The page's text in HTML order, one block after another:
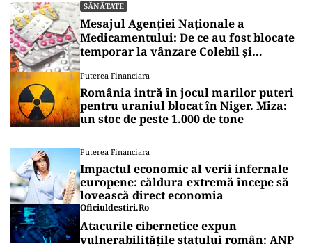
SĂNĂTATE
Mesajul Agenției Naționale a
Medicamentului: De ce au fost blocate
temporar la vânzare Colebil și
Puterea Financiara
România intră în jocul marilor puteri
pentru uraniul blocat în Niger. Miza:
un stoc de peste 1.000 de tone
Puterea Financiara
Impactul economic al verii infernale
europene: căldura extremă începe să
lovească direct economia
Oficiuldestiri.ro
Atacurile cibernetice expun
vulnerabilitățile statului român: ANP